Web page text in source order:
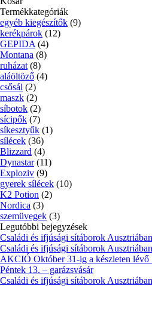
Termékkategóriák
egyéb kiegészítők (9)
kerékpárok (12)
GEPIDA (4)
Montana (8)
ruházat (8)
aláöltöző (4)
csősál (2)
maszk (2)
síbotok (2)
sícipők (7)
síkesztyűk (1)
sílécek (36)
Blizzard (4)
Dynastar (11)
Exploziv (9)
gyerek sílécek (10)
K2 Potion (2)
Nordica (3)
szemüvegek (3)
Legutóbbi bejegyzések
Családi és ifjúsági sítáborok
Családi és ifjúsági sítáborok
AKCIÓ Október 31-ig a készleten lévő
Péntek 13. – garázsvásár
Családi és ifjúsági sítáborok Ausztriában